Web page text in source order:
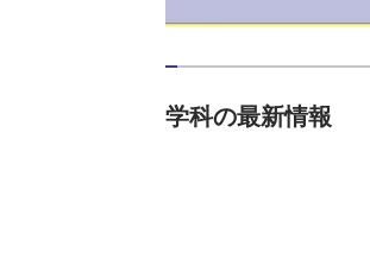
学科の最新情報